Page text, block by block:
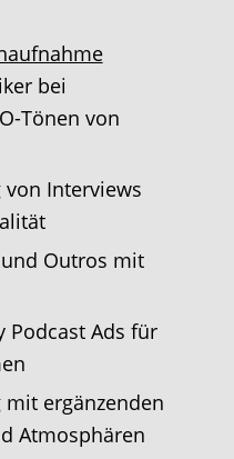
bei
Tönen von
von Interviews
Outros mit
Podcast Ads für
mit ergänzenden
Atmosphären